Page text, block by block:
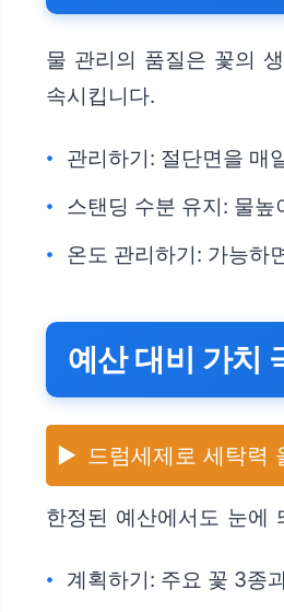
물 관리의 품질은 꽃의
속시킵니다.
관리하기: 절단면을 매
스탠딩 수분 유지: 물
온도 관리하기: 가능하
예산 대비 가치
▶️ 드럼세제로 세탁력
한정된 예산에서도 눈에
계획하기: 주요 꽃 3종